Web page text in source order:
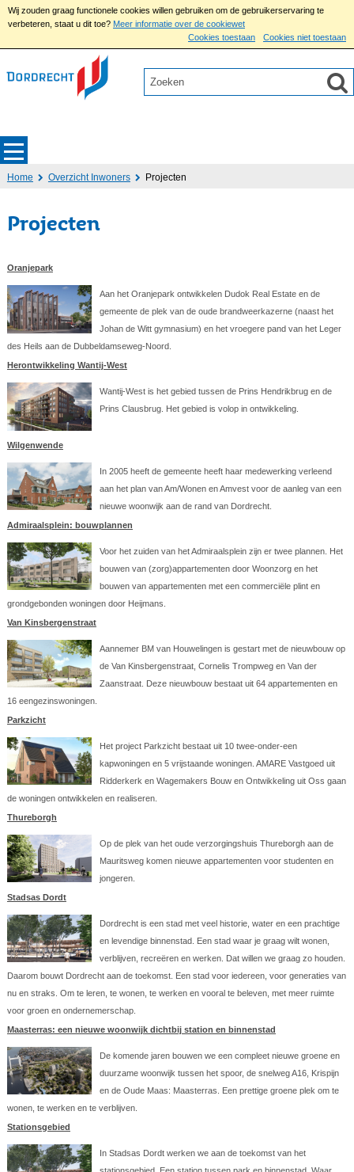
Wij zouden graag functionele cookies willen gebruiken om de gebruikerservaring te
verbeteren, staat u dit toe? Meer informatie over de cookiewet
Cookies toestaan
Cookies niet toestaan
Home Overzicht Inwoners Projecten
Projecten
Oranjepark
Aan het Oranjepark ontwikkelen Dudok Real Estate en de
gemeente de plek van de oude brandweerkazerne (naast het
Johan de Witt gymnasium) en het vroegere pand van het Leger
des Heils aan de Dubbeldamseweg-Noord.
Herontwikkeling Wantij-West
Wantij-West is het gebied tussen de Prins Hendrikbrug en de
Prins Clausbrug. Het gebied is volop in ontwikkeling.
Wilgenwende
In 2005 heeft de gemeente heeft haar medewerking verleend
aan het plan van Am/Wonen en Amvest voor de aanleg van een
nieuwe woonwijk aan de rand van Dordrecht.
Admiraalsplein: bouwplannen
Voor het zuiden van het Admiraalsplein zijn er twee plannen. Het
bouwen van (zorg)appartementen door Woonzorg en het
bouwen van appartementen met een commerciële plint en
grondgebonden woningen door Heijmans.
Van Kinsbergenstraat
Aannemer BM van Houwelingen is gestart met de nieuwbouw op
de Van Kinsbergenstraat, Cornelis Trompweg en Van der
Zaanstraat. Deze nieuwbouw bestaat uit 64 appartementen en
16 eengezinswoningen.
Parkzicht
Het project Parkzicht bestaat uit 10 twee-onder-een
kapwoningen en 5 vrijstaande woningen. AMARE Vastgoed uit
Ridderkerk en Wagemakers Bouw en Ontwikkeling uit Oss gaan
de woningen ontwikkelen en realiseren.
Thureborgh
Op de plek van het oude verzorgingshuis Thureborgh aan de
Mauritsweg komen nieuwe appartementen voor studenten en
jongeren.
Stadsas Dordt
Dordrecht is een stad met veel historie, water en een prachtige
en levendige binnenstad. Een stad waar je graag wilt wonen,
verblijven, recreëren en werken. Dat willen we graag zo houden.
Daarom bouwt Dordrecht aan de toekomst. Een stad voor iedereen, voor generaties van
nu en straks. Om te leren, te wonen, te werken en vooral te beleven, met meer ruimte
voor groen en ondernemerschap.
Maasterras: een nieuwe woonwijk dichtbij station en binnenstad
De komende jaren bouwen we een compleet nieuwe groene en
duurzame woonwijk tussen het spoor, de snelweg A16, Krispijn
en de Oude Maas: Maasterras. Een prettige groene plek om te
wonen, te werken en te verblijven.
Stationsgebied
In Stadsas Dordt werken we aan de toekomst van het